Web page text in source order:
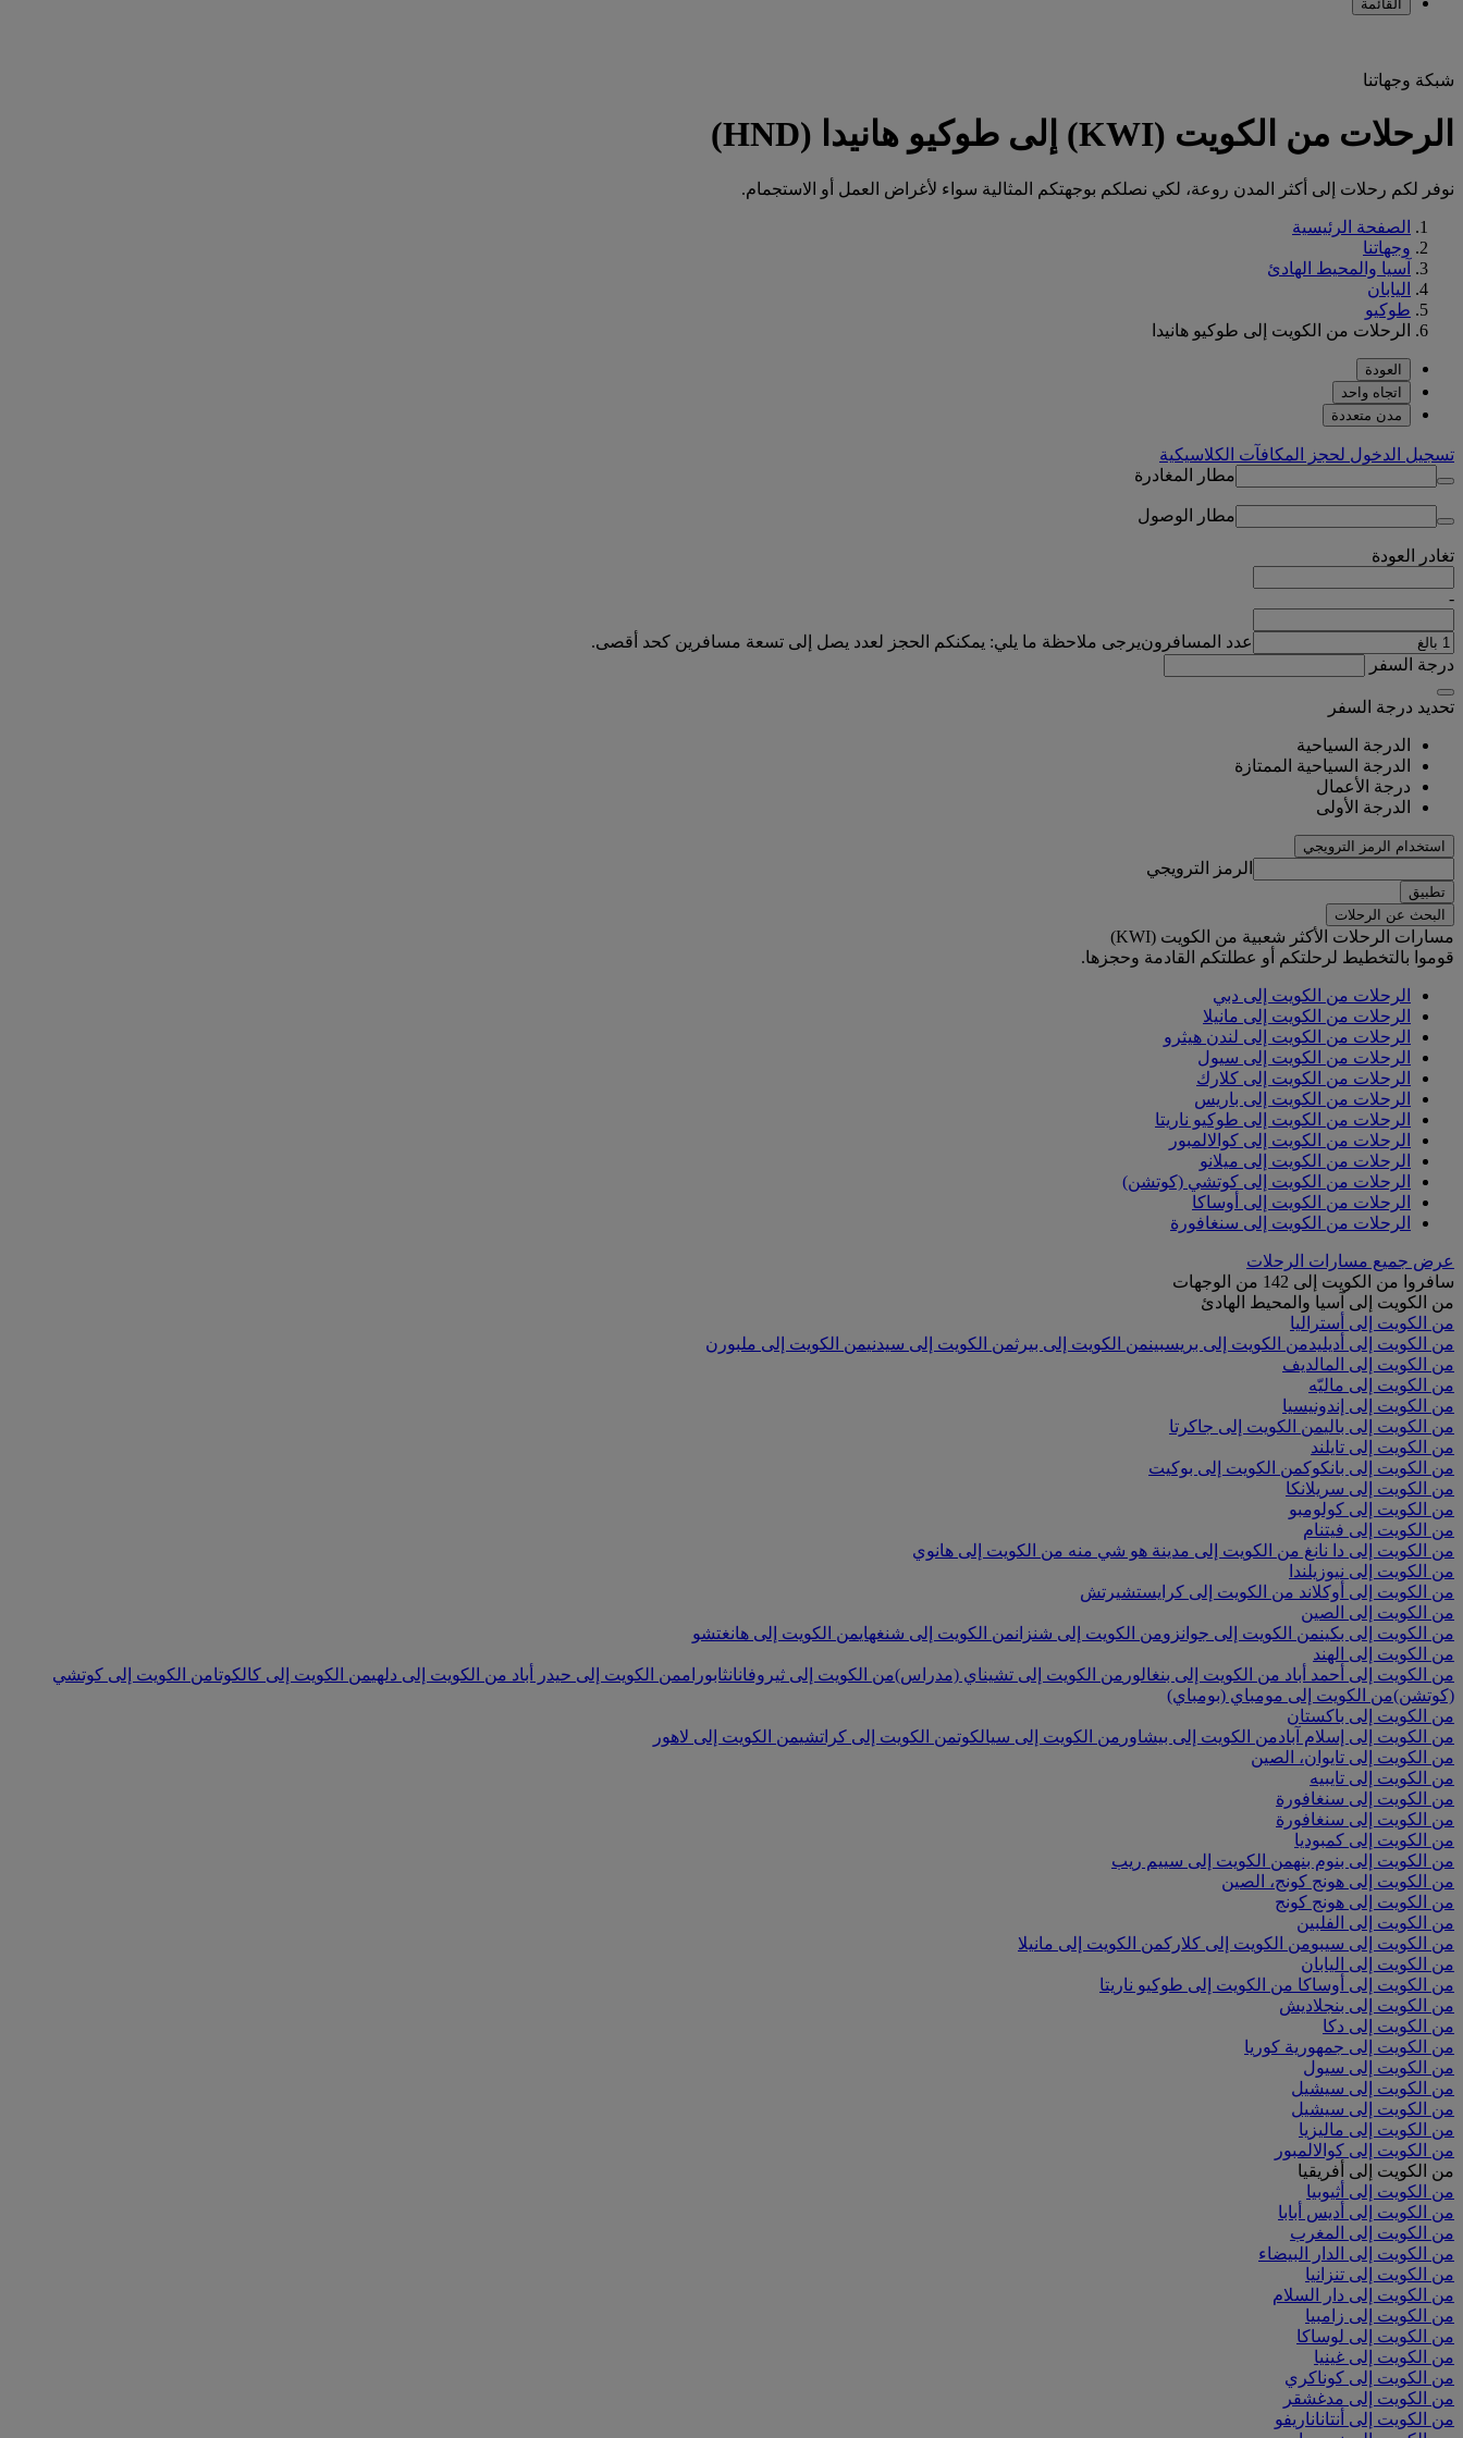
القائمة
شبكة وجهاتنا
الرحلات من الكويت (KWI) إلى طوكيو هانيدا (HND)
نوفر لكم رحلات إلى أكثر المدن روعة، لكي نصلكم بوجهتكم المثالية سواء لأغراض العمل أو الاستجمام.
الصفحة الرئيسية
وجهاتنا
آسيا والمحيط الهادئ
اليابان
طوكيو
الرحلات من الكويت إلى طوكيو هانيدا
العودة
اتجاه واحد
مدن متعددة
تسجيل الدخول لحجز المكافآت الكلاسيكية
مطار المغادرة
مطار الوصول
تغادر العودة
-
عدد المسافرونيرجى ملاحظة ما يلي: يمكنكم الحجز لعدد يصل إلى تسعة مسافرين كحد أقصى.
درجة السفر
تحديد درجة السفر
الدرجة السياحية
الدرجة السياحية الممتازة
درجة الأعمال
الدرجة الأولى
استخدام الرمز الترويجي
الرمز الترويجي
تطبيق
البحث عن الرحلات
مسارات الرحلات الأكثر شعبية من الكويت (KWI)
قوموا بالتخطيط لرحلتكم أو عطلتكم القادمة وحجزها.
الرحلات من الكويت إلى دبي
الرحلات من الكويت إلى مانيلا
الرحلات من الكويت إلى لندن هيثرو
الرحلات من الكويت إلى سيول
الرحلات من الكويت إلى كلارك
الرحلات من الكويت إلى باريس
الرحلات من الكويت إلى طوكيو ناريتا
الرحلات من الكويت إلى كوالالمبور
الرحلات من الكويت إلى ميلانو
الرحلات من الكويت إلى كوتشي (كوتشن)
الرحلات من الكويت إلى أوساكا
الرحلات من الكويت إلى سنغافورة
عرض جميع مسارات الرحلات
سافروا من الكويت إلى 142 من الوجهات
من الكويت إلى آسيا والمحيط الهادئ
من الكويت إلى أستراليا
من الكويت إلى أديليدمن الكويت إلى بريسبينمن الكويت إلى بيرثمن الكويت إلى سيدنيمن الكويت إلى ملبورن
من الكويت إلى المالديف
من الكويت إلى ماليّه
من الكويت إلى إندونيسيا
من الكويت إلى باليمن الكويت إلى جاكرتا
من الكويت إلى تايلند
من الكويت إلى بانكوكمن الكويت إلى بوكيت
من الكويت إلى سريلانكا
من الكويت إلى كولومبو
من الكويت إلى فيتنام
من الكويت إلى دا نانغ من الكويت إلى مدينة هو شي منه من الكويت إلى هانوي
من الكويت إلى نيوزيلندا
من الكويت إلى أوكلاند من الكويت إلى كرايستشيرتش
من الكويت إلى الصين
من الكويت إلى بكينمن الكويت إلى جوانزومن الكويت إلى شنزانمن الكويت إلى شنغهايمن الكويت إلى هانغتشو
من الكويت إلى الهند
من الكويت إلى أحمد أباد من الكويت إلى بنغالور من الكويت إلى تشيناي (مدراس)من الكويت إلى ثيروفانانثابوراممن الكويت إلى حيدر أباد من الكويت إلى دلهيمن الكويت إلى كالكوتامن الكويت إلى كوتشي
(كوتشن)من الكويت إلى مومباي (بومباي)
من الكويت إلى باكستان
من الكويت إلى إسلام آبادمن الكويت إلى بيشاور من الكويت إلى سيالكوتمن الكويت إلى كراتشيمن الكويت إلى لاهور
من الكويت إلى تايوان، الصين
من الكويت إلى تايبيه
من الكويت إلى سنغافورة
من الكويت إلى سنغافورة
من الكويت إلى كمبوديا
من الكويت إلى بنوم بنهمن الكويت إلى سييم ريب
من الكويت إلى هونج كونج، الصين
من الكويت إلى هونج كونج
من الكويت إلى الفلبين
من الكويت إلى سيبومن الكويت إلى كلاركمن الكويت إلى مانيلا
من الكويت إلى اليابان
من الكويت إلى أوساكا من الكويت إلى طوكيو ناريتا
من الكويت إلى بنجلاديش
من الكويت إلى دكا
من الكويت إلى جمهورية كوريا
من الكويت إلى سيول
من الكويت إلى سيشيل
من الكويت إلى سيشيل
من الكويت إلى ماليزيا
من الكويت إلى كوالالمبور
من الكويت إلى أفريقيا
من الكويت إلى أثيوبيا
من الكويت إلى أديس أبابا
من الكويت إلى المغرب
من الكويت إلى الدار البيضاء
من الكويت إلى تنزانيا
من الكويت إلى دار السلام
من الكويت إلى زامبيا
من الكويت إلى لوساكا
من الكويت إلى غينيا
من الكويت إلى كوناكري
من الكويت إلى مدغشقر
من الكويت إلى أنتاناناريفو